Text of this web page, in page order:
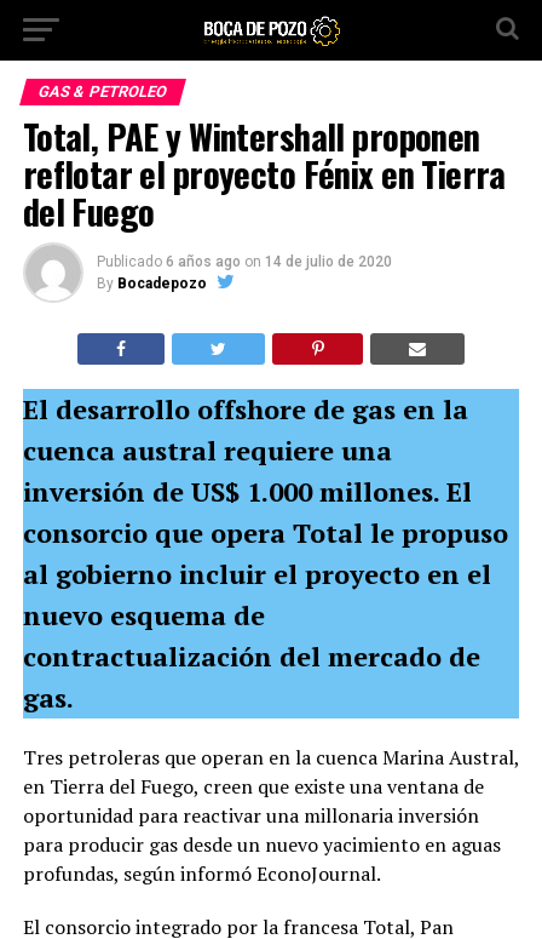
GAS & PETROLEO
Total, PAE y Wintershall proponen
reflotar el proyecto Fénix en Tierra
del Fuego
Publicado 6 años ago on 14 de julio de 2020
By Bocadepozo
El desarrollo offshore de gas en la
cuenca austral requiere una
inversión de US$ 1.000 millones. El
consorcio que opera Total le propuso
al gobierno incluir el proyecto en el
nuevo esquema de
contractualización del mercado de
gas.
Tres petroleras que operan en la cuenca Marina Austral,
en Tierra del Fuego, creen que existe una ventana de
oportunidad para reactivar una millonaria inversión
para producir gas desde un nuevo yacimiento en aguas
profundas, según informó EconoJournal.
El consorcio integrado por la francesa Total, Pan